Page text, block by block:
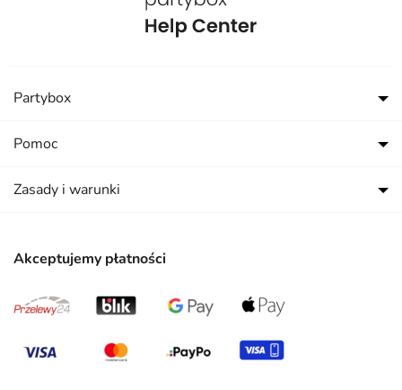
Akceptujemy płatności
Partybox
Pomoc
Zasady i warunki